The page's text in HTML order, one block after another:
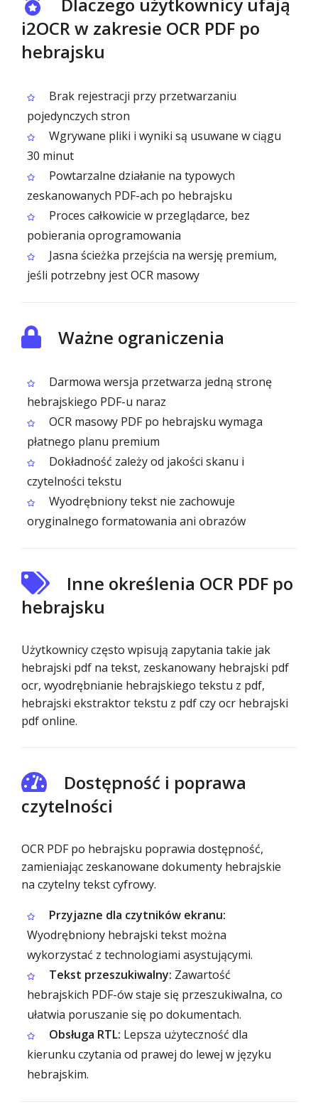
i2OCR w zakresie OCR PDF po
hebrajsku
Brak rejestracji przy przetwarzaniu
pojedynczych stron
Wgrywane pliki i wyniki są usuwane w ciągu
30 minut
Powtarzalne działanie na typowych
zeskanowanych PDF-ach po hebrajsku
Proces całkowicie w przeglądarce, bez
pobierania oprogramowania
Jasna ścieżka przejścia na wersję premium,
jeśli potrzebny jest OCR masowy
Ważne ograniczenia
Darmowa wersja przetwarza jedną stronę
hebrajskiego PDF-u naraz
OCR masowy PDF po hebrajsku wymaga
płatnego planu premium
Dokładność zależy od jakości skanu i
czytelności tekstu
Wyodrębniony tekst nie zachowuje
oryginalnego formatowania ani obrazów
Inne określenia OCR PDF po
hebrajsku
Użytkownicy często wpisują zapytania takie jak
hebrajski pdf na tekst, zeskanowany hebrajski pdf
ocr, wyodrębnianie hebrajskiego tekstu z pdf,
hebrajski ekstraktor tekstu z pdf czy ocr hebrajski
pdf online.
Dostępność i poprawa
czytelności
OCR PDF po hebrajsku poprawia dostępność,
zamieniając zeskanowane dokumenty hebrajskie
na czytelny tekst cyfrowy.
Przyjazne dla czytników ekranu:
Wyodrębniony hebrajski tekst można
wykorzystać z technologiami asystującymi.
Tekst przeszukiwalny: Zawartość
hebrajskich PDF-ów staje się przeszukiwalna, co
ułatwia poruszanie się po dokumentach.
Obsługa RTL: Lepsza użyteczność dla
kierunku czytania od prawej do lewej w języku
hebrajskim.